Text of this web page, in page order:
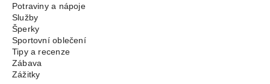
Potraviny a nápoje
Služby
Šperky
Sportovní oblečení
Tipy a recenze
Zábava
Zážitky